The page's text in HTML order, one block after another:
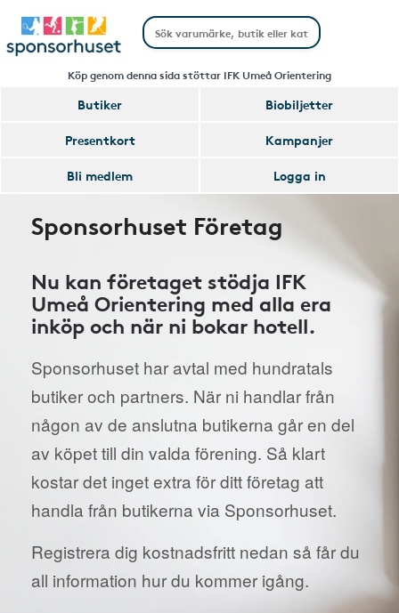
Köp genom denna sida stöttar IFK Umeå Orientering
Butiker
Biobiljetter
Presentkort
Kampanjer
Bli medlem
Logga in
Sponsorhuset Företag
Nu kan företaget stödja IFK
Umeå Orientering med alla era
inköp och när ni bokar hotell.
Sponsorhuset har avtal med hundratals
butiker och partners. När ni handlar från
någon av de anslutna butikerna går en del
av köpet till din valda förening. Så klart
kostar det inget extra för ditt företag att
handla från butikerna via Sponsorhuset.
Registrera dig kostnadsfritt nedan så får du
all information hur du kommer igång.